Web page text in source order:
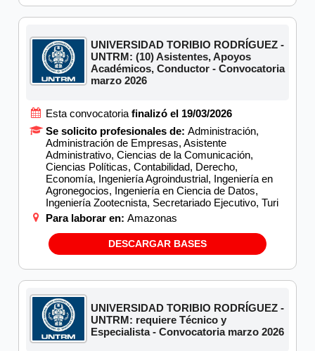
UNIVERSIDAD TORIBIO RODRÍGUEZ -
UNTRM: (10) Asistentes, Apoyos
Académicos, Conductor - Convocatoria
marzo 2026
Esta convocatoria finalizó el 19/03/2026
Se solicito profesionales de: Administración,
Administración de Empresas, Asistente
Administrativo, Ciencias de la Comunicación,
Ciencias Políticas, Contabilidad, Derecho,
Economía, Ingeniería Agroindustrial, Ingeniería en
Agronegocios, Ingeniería en Ciencia de Datos,
Ingeniería Zootecnista, Secretariado Ejecutivo, Turi
Para laborar en: Amazonas
DESCARGAR BASES
UNIVERSIDAD TORIBIO RODRÍGUEZ -
UNTRM: requiere Técnico y
Especialista - Convocatoria marzo 2026